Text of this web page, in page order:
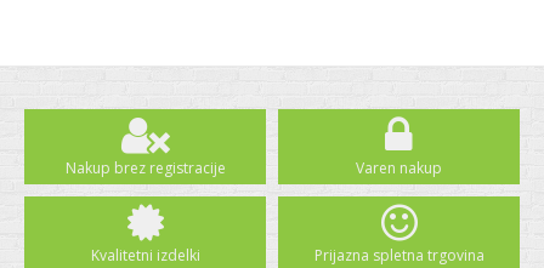
Nakup brez registracije Varen nakup
Kvalitetni izdelki Prijazna spletna trgovina